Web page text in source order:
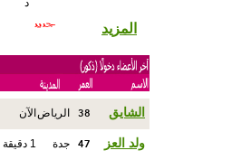
د
المزيد
الشايق 38 الرياض الآن
ولد العز 47 جدة 1 دقيقة